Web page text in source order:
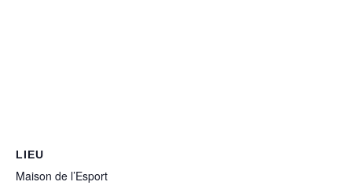
LIEU
Maison de l’Esport